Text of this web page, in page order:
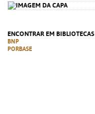
ENCONTRAR EM BIBLIOTECAS
BNP
PORBASE